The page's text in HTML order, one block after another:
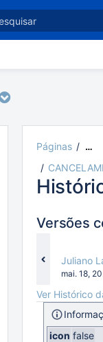
Páginas …
Versões
Juliano
Gravado
mai. 18,
Ver Histórico
icon false